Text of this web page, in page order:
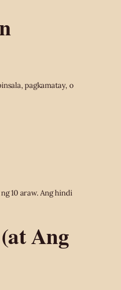
pagkamatay, o
10 araw. Ang hindi
Ang